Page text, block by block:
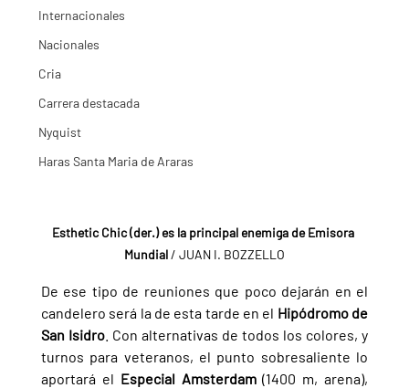
Internacionales
Nacionales
Cria
Carrera destacada
Nyquist
Haras Santa Maria de Araras
Esthetic Chic (der.) es la principal enemiga de Emisora
Mundial / JUAN I. BOZZELLO
De ese tipo de reuniones que poco dejarán en el
candelero será la de esta tarde en el Hipódromo de
San Isidro. Con alternativas de todos los colores, y
turnos para veteranos, el punto sobresaliente lo
aportará el Especial Amsterdam (1400 m, arena),